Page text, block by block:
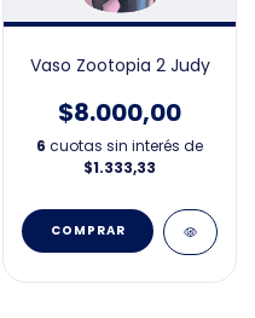
Vaso Zootopia 2 Judy
$8.000,00
6 cuotas sin interés de
$1.333,33